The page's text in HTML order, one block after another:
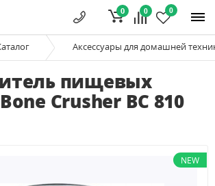
0 0
0
Аксессуары для домашней
пищевых
Crusher BC 810
NEW